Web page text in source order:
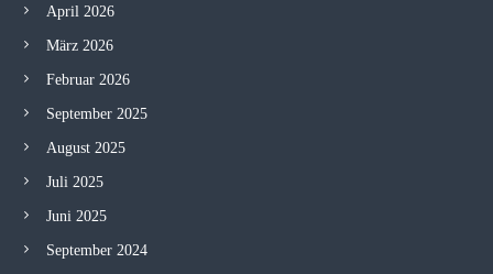
April 2026
März 2026
Februar 2026
September 2025
August 2025
Juli 2025
Juni 2025
September 2024